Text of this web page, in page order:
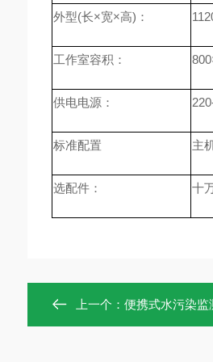
外型(长×宽×高) ：
工作室容积 ： 800
供电电源：
标准配置 主
选配件： 十
上一个： 便携式水污染监